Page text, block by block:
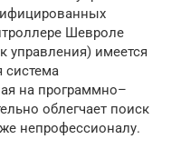
Шевроле
имеется
система
на программно–
облегчает поиск
непрофессионалу.